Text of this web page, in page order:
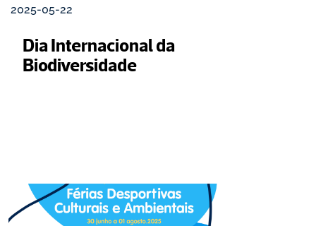
2025-05-22
Dia Internacional da
Biodiversidade